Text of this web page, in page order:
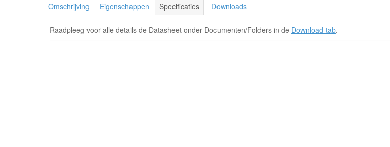
Omschrijving Eigenschappen Specificaties Downloads
Raadpleeg voor alle details de Datasheet onder Documenten/Folders in de Download-tab.